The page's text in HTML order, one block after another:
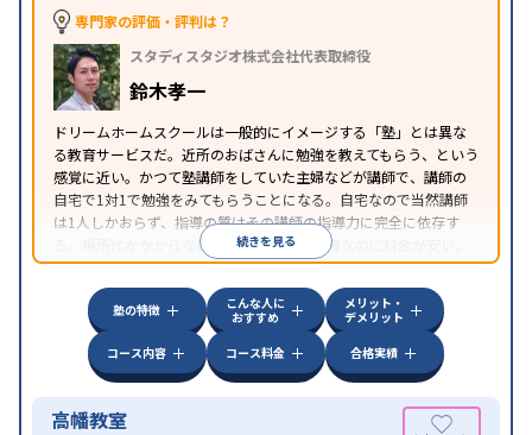
専門家の評価・評判は？
スタディスタジオ株式会社代表取締役
鈴木孝一
ドリームホームスクールは一般的にイメージする「塾」とは異な
る教育サービスだ。近所のおばさんに勉強を教えてもらう、という
感覚に近い。かつて塾講師をしていた主婦などが講師で、講師の
自宅で1対1で勉強をみてもらうことになる。自宅なので当然講師
は1人しかおらず、指導の質はその講師の指導力に完全に依存す
る。場所代がかからないため1対1の個別指導なのに料金が安い。
近所にいい講師がいる場合はとてもお得だ。
続きを見る
塾の特徴
こんな人に
おすすめ
メリット・
デメリット
コース内容
コース料金 合格実績
高幡教室